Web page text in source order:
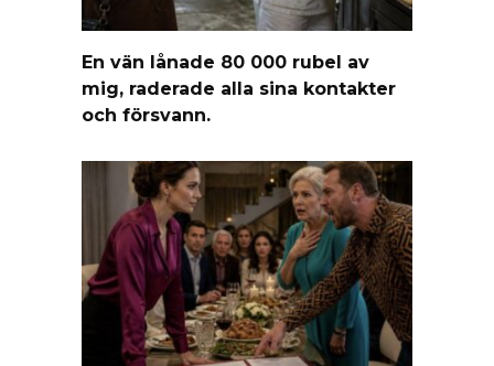
En vän lånade 80 000 rubel av
mig, raderade alla sina kontakter
och försvann.